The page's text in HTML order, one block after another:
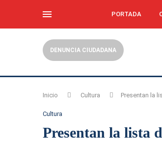
PORTADA
DENUNCIA CIUDADANA
Inicio Cultura Presentan la
Cultura
Presentan la lista